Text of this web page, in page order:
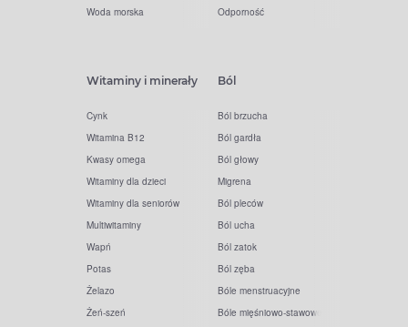
Woda morska
Odporność
Witaminy i minerały
Cynk
Witamina B12
Kwasy omega
Witaminy dla dzieci
Witaminy dla seniorów
Multiwitaminy
Wapń
Potas
Żelazo
Żeń-szeń
Ból
Ból brzucha
Ból gardła
Ból głowy
Migrena
Ból pleców
Ból ucha
Ból zatok
Ból zęba
Bóle menstruacyjne
Bóle mięśniowo-stawowe